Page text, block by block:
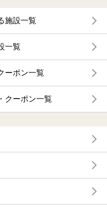
施設一覧
一覧
ーポン一覧
クーポン一覧